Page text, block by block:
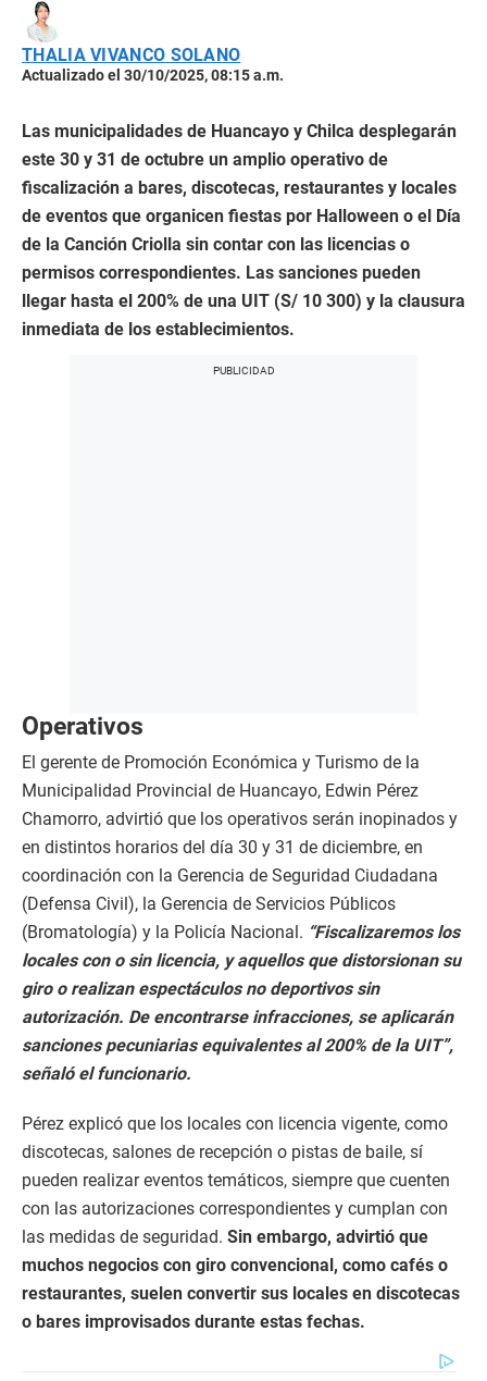
THALIA VIVANCO SOLANO
Actualizado el 30/10/2025, 08:15 a.m.
Las municipalidades de Huancayo y Chilca desplegarán
este 30 y 31 de octubre un amplio operativo de
fiscalización a bares, discotecas, restaurantes y locales
de eventos que organicen fiestas por Halloween o el Día
de la Canción Criolla sin contar con las licencias o
permisos correspondientes. Las sanciones pueden
llegar hasta el 200% de una UIT (S/ 10 300) y la clausura
inmediata de los establecimientos.
Operativos
El gerente de Promoción Económica y Turismo de la
Municipalidad Provincial de Huancayo, Edwin Pérez
Chamorro, advirtió que los operativos serán inopinados y
en distintos horarios del día 30 y 31 de diciembre, en
coordinación con la Gerencia de Seguridad Ciudadana
(Defensa Civil), la Gerencia de Servicios Públicos
(Bromatología) y la Policía Nacional. “Fiscalizaremos los
locales con o sin licencia, y aquellos que distorsionan su
giro o realizan espectáculos no deportivos sin
autorización. De encontrarse infracciones, se aplicarán
sanciones pecuniarias equivalentes al 200% de la UIT”,
señaló el funcionario.
Pérez explicó que los locales con licencia vigente, como
discotecas, salones de recepción o pistas de baile, sí
pueden realizar eventos temáticos, siempre que cuenten
con las autorizaciones correspondientes y cumplan con
las medidas de seguridad. Sin embargo, advirtió que
muchos negocios con giro convencional, como cafés o
restaurantes, suelen convertir sus locales en discotecas
o bares improvisados durante estas fechas.